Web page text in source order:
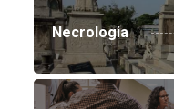
Necrologia